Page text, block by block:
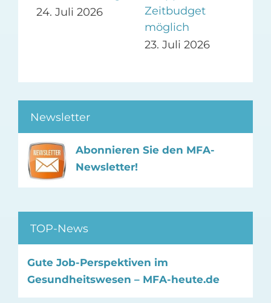
24. Juli 2026
Zeitbudget
möglich
23. Juli 2026
Newsletter
Abonnieren Sie den MFA-
Newsletter!
TOP-News
Gute Job-Perspektiven im
Gesundheitswesen – MFA-heute.de